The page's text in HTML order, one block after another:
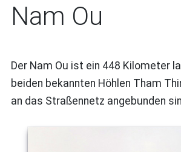
Nam Ou
Der Nam Ou ist ein 448 Kilometer
beiden bekannten Höhlen Tham
an das Straßennetz angebunden